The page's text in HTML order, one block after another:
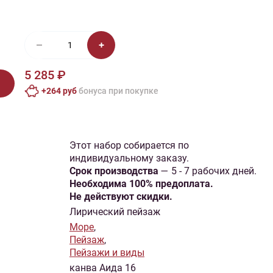
Платье Плед
5 285 ₽
+264 руббонусa при покупке
Этот набор собирается по
индивидуальному заказу.
Cрок производства — 5 - 7 рабочих дней.
Необходима 100% предоплата.
Не действуют скидки.
Лирический пейзаж
Море,
Пейзаж,
Пейзажи и виды
канва Аида 16